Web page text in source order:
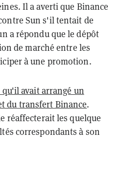
Il a averti que Binance
Sun s'il tentait de
a répondu que le dépôt
de marché entre les
à une promotion.
qu'il avait arrangé un
du transfert Binance.
réaffecterait les quelque
correspondants à son